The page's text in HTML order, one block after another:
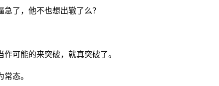
了，他不也想出辙了么？
可能的来突破，就真突破了。
态。